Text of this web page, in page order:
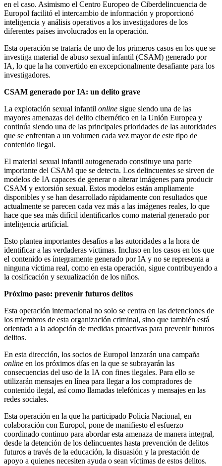
en el caso. Asimismo el Centro Europeo de Ciberdelincuencia de
Europol facilitó el intercambio de información y proporcionó
inteligencia y análisis operativos a los investigadores de los
diferentes países involucrados en la operación.
Esta operación se trataría de uno de los primeros casos en los que se
investiga material de abuso sexual infantil (CSAM) generado por
IA, lo que la ha convertido en excepcionalmente desafiante para los
investigadores.
CSAM generado por IA: un delito grave
La explotación sexual infantil online sigue siendo una de las
mayores amenazas del delito cibernético en la Unión Europea y
continúa siendo una de las principales prioridades de las autoridades
que se enfrentan a un volumen cada vez mayor de este tipo de
contenido ilegal.
El material sexual infantil autogenerado constituye una parte
importante del CSAM que se detecta. Los delincuentes se sirven de
modelos de IA capaces de generar o alterar imágenes para producir
CSAM y extorsión sexual. Estos modelos están ampliamente
disponibles y se han desarrollado rápidamente con resultados que
actualmente se parecen cada vez más a las imágenes reales, lo que
hace que sea más difícil identificarlos como material generado por
inteligencia artificial.
Esto plantea importantes desafíos a las autoridades a la hora de
identificar a las verdaderas víctimas. Incluso en los casos en los que
el contenido es íntegramente generado por IA y no se representa a
ninguna víctima real, como en esta operación, sigue contribuyendo a
la cosificación y sexualización de los niños.
Próximo paso: prevenir futuros delitos
Esta operación internacional no solo se centra en las detenciones de
los miembros de esta organización criminal, sino que también está
orientada a la adopción de medidas proactivas para prevenir futuros
delitos.
En esta dirección, los socios de Europol lanzarán una campaña
online en los próximos días en la que se subrayarán las
consecuencias del uso de la IA con fines ilegales. Para ello se
utilizarán mensajes en línea para llegar a los compradores de
contenido ilegal, así como llamadas telefónicas y mensajes en las
redes sociales.
Esta operación en la que ha participado Policía Nacional, en
colaboración con Europol, pone de manifiesto el esfuerzo
coordinado continuo para abordar esta amenaza de manera integral,
desde la detención de los delincuentes hasta prevención de delitos
futuros a través de la educación, la disuasión y la prestación de
apoyo a quienes necesiten ayuda o sean víctimas de estos delitos.